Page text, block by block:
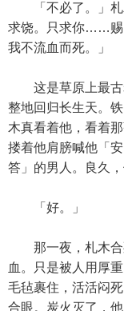
「不必了。」札
求饶。只求你……赐
我不流血而死。」
这是草原上最古
整地回归长生天。铁
木真看着他，看着
搂着他肩膀喊他「安
答」的男人。良久，
「好。」
那一夜，札木合
血。只是被人用厚
毛毡裹住，活活闷
合眼。炭火灭了，他